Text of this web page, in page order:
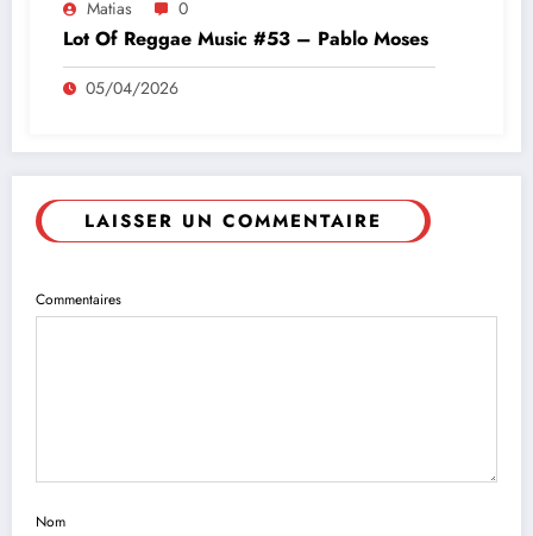
Matias 0
Lot Of Reggae Music #53 – Pablo Moses
05/04/2026
LAISSER UN COMMENTAIRE
Commentaires
Nom